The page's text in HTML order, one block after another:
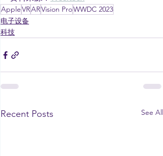
AppleVRARVision ProWWDC 2023
电子设备
科技
Recent Posts See All